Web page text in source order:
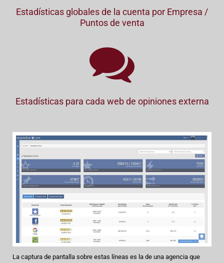
Estadísticas globales de la cuenta por Empresa /
Puntos de venta
Estadísticas para cada web de opiniones externa
La captura de pantalla sobre estas líneas es la de una agencia que